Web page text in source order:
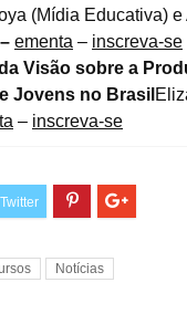
(Mídia Educativa)
– ementa – inscreva-se
Visão sobre a
Jovens no Brasil
– inscreva-se
Notícias